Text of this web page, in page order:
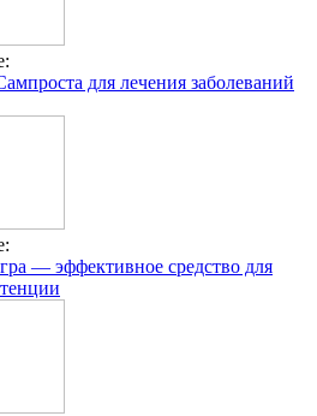
для лечения заболеваний
— эффективное средство для